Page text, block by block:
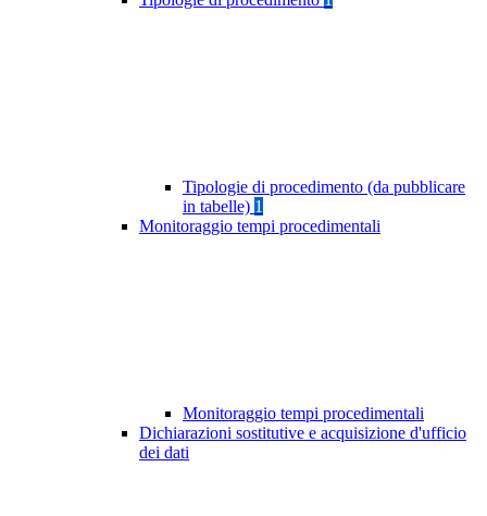
Tipologie di procedimento (da pubblicare
in tabelle) 1
Monitoraggio tempi procedimentali
Monitoraggio tempi procedimentali
Dichiarazioni sostitutive e acquisizione d'ufficio
dei dati